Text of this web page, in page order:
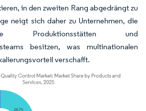
in den zweiten Rang abgedrängt zu
neigt sich daher zu Unternehmen, die
Produktionsstätten und
besitzen, was multinationalen
verschafft.